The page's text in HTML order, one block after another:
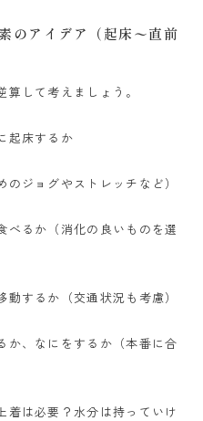
のアイデア（起床〜直前
して考えましょう。
起床するか
のジョグやストレッチなど）
べるか（消化の良いものを選
動するか（交通状況も考慮）
か、なにをするか（本番に合
着は必要？水分は持っていけ